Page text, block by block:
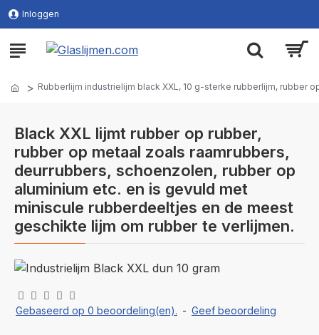
Inloggen
Rubberlijm industrielijm black XXL, 10 g-sterke rubberlijm, rubber
Black XXL lijmt rubber op rubber,
rubber op metaal zoals raamrubbers,
deurrubbers, schoenzolen, rubber op
aluminium etc. en is gevuld met
miniscule rubberdeeltjes en de meest
geschikte lijm om rubber te verlijmen.
Gebaseerd op 0 beoordeling(en). - Geef beoordeling